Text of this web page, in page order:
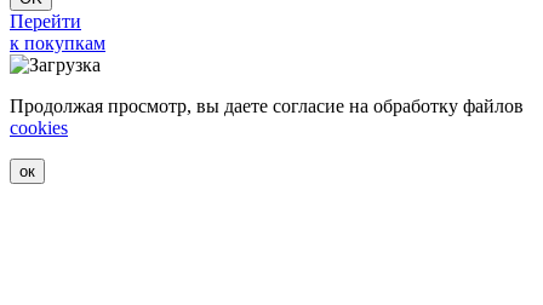
Перейти
к покупкам
Продолжая просмотр, вы даете согласие на обработку файлов
cookies
ок